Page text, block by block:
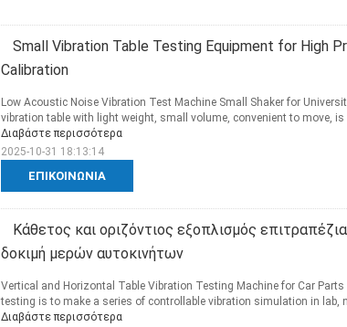
Small Vibration Table Testing Equipment for High
Calibration
ΕΠΙΚΟΙΝΩΝΊΑ
Low Acoustic Noise Vibration Test Machine Small Shaker for
vibration table with light weight, small volume, convenient to move, is
Διαβάστε περισσότερα
2025-10-31 18:13:14
Κάθετος και οριζόντιος εξοπλισμός
δοκιμή μερών αυτοκινήτων
Vertical and Horizontal Table Vibration Testing Machine for Car
testing is to make a series of controllable vibration simulation in lab,
Διαβάστε περισσότερα